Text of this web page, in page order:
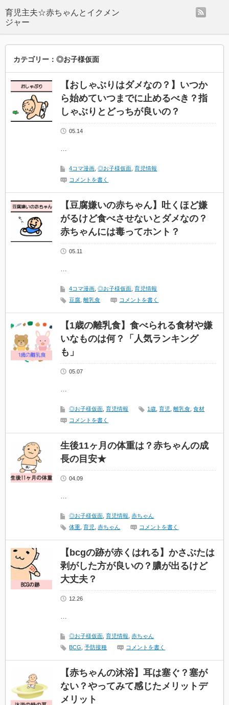
カテゴリー：◎お子様仮面
【おしゃぶりはダメなの？】いつか
ら始めていつまでに止めるべき？指
しゃぶりとどっちが良いの？
05.14
…
4コマ漫画 ,◎お子様仮面 ,育児情報
コメントを書く
【豆腐嫌いの赤ちゃん】吐くほど嫌
がるけど食べさせないとダメなの？
赤ちゃんには毒ってホント？
05.11
…
4コマ漫画 ,◎お子様仮面 ,育児情報
豆腐 ,離乳食 コメントを書く
【1歳の離乳食】食べられる食材や嫌
いなものは何？「人気ランキング
も」
05.07
…
◎お子様仮面 ,育児情報 1歳 ,育児 ,離乳食 ,食材
コメントを書く
生後11ヶ月の体重は？赤ちゃんの成
長の目安★
04.09
…
◎お子様仮面 ,育児情報 ,赤ちゃん
体重 ,育児 ,赤ちゃん コメントを書く
【bcgの跡が赤くはれる】かさぶたは
剥がした方が良いの？膿が出るけど
大丈夫？
12.26
…
◎お子様仮面 ,育児情報 ,赤ちゃん
BCG ,予防接種 コメントを書く
【赤ちゃんの沐浴】耳は塞ぐ？塞が
ない？やってみて感じたメリットデ
メリット